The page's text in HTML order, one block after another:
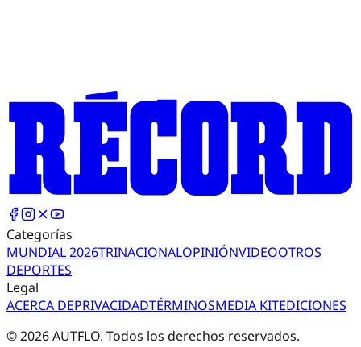
Categorías
MUNDIAL 2026TRINACIONALOPINIÓNVIDEOOTROS
DEPORTES
Legal
ACERCA DEPRIVACIDADTÉRMINOSMEDIA KITEDICIONES
©2026AUTFLO. Todos los derechos reservados.